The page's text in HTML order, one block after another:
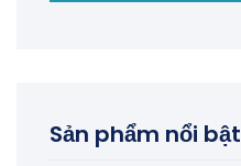
Sản phẩm nổi bật